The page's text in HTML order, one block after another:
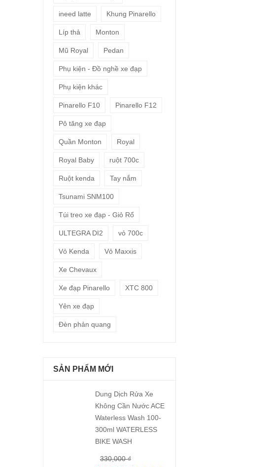
ineed latte Khung Pinarello
Líp thả Monton
Mũ Royal Pedan
Phụ kiện - Đồ nghề xe đạp
Phụ kiện khác
Pinarello F10 Pinarello F12
Pô tăng xe đạp
Quần Monton Royal
Royal Baby ruột 700c
Ruột kenda Tay nắm
Tsunami SNM100
Túi treo xe đạp - Giỏ Rổ
ULTEGRA DI2 vỏ 700c
Vỏ Kenda Vỏ Maxxis
Xe Chevaux
Xe đạp Pinarello XTC 800
Yên xe đạp
Đèn phản quang
SẢN PHẨM MỚI
Dung Dịch Rửa Xe
Không Cần Nước ACE
Waterless Wash 100-
300ml WATERLESS
BIKE WASH
330,000₫